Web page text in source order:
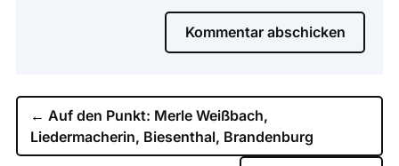
Kommentar abschicken
← Auf den Punkt: Merle Weißbach,
Liedermacherin, Biesenthal, Brandenburg